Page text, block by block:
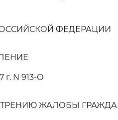
ФЕДЕРАЦИИ
г. N 913-О
ЖАЛОБЫ